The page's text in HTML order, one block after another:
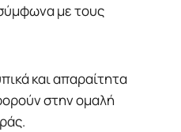
με τους
και απαραίτητα
στην ομαλή